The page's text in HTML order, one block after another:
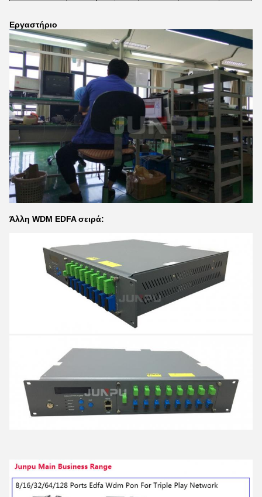
Εργαστήριο
Άλλη WDM EDFA σειρά: